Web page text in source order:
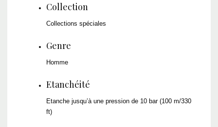
Collection
Collections spéciales
Genre
Homme
Etanchéité
Etanche jusqu’à une pression de 10 bar (100 m/330
ft)